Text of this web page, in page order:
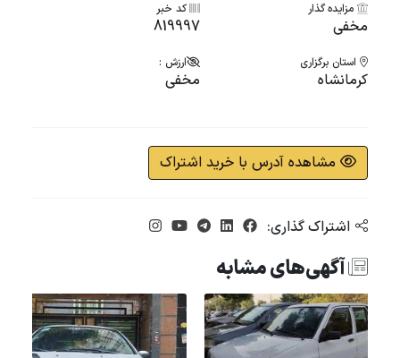
مزایده گذار
مخفی
کد خبر
819997
استان برگزاری
کرمانشاه
ارزش :
مخفی
مشاهده آدرس با خرید اشتراک
اشتراک گذاری:
آگهی‌های مشابه